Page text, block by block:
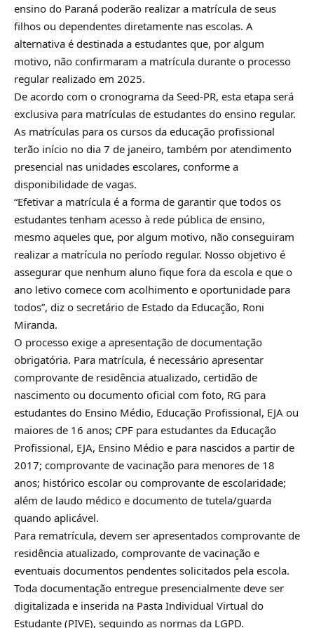
ensino do Paraná poderão realizar a matrícula de seus
filhos ou dependentes diretamente nas escolas. A
alternativa é destinada a estudantes que, por algum
motivo, não confirmaram a matrícula durante o processo
regular realizado em 2025.
De acordo com o cronograma da Seed-PR, esta etapa será
exclusiva para matrículas de estudantes do ensino regular.
As matrículas para os cursos da educação profissional
terão início no dia 7 de janeiro, também por atendimento
presencial nas unidades escolares, conforme a
disponibilidade de vagas.
“Efetivar a matrícula é a forma de garantir que todos os
estudantes tenham acesso à rede pública de ensino,
mesmo aqueles que, por algum motivo, não conseguiram
realizar a matrícula no período regular. Nosso objetivo é
assegurar que nenhum aluno fique fora da escola e que o
ano letivo comece com acolhimento e oportunidade para
todos”, diz o secretário de Estado da Educação, Roni
Miranda.
O processo exige a apresentação de documentação
obrigatória. Para matrícula, é necessário apresentar
comprovante de residência atualizado, certidão de
nascimento ou documento oficial com foto, RG para
estudantes do Ensino Médio, Educação Profissional, EJA ou
maiores de 16 anos; CPF para estudantes da Educação
Profissional, EJA, Ensino Médio e para nascidos a partir de
2017; comprovante de vacinação para menores de 18
anos; histórico escolar ou comprovante de escolaridade;
além de laudo médico e documento de tutela/guarda
quando aplicável.
Para rematrícula, devem ser apresentados comprovante de
residência atualizado, comprovante de vacinação e
eventuais documentos pendentes solicitados pela escola.
Toda documentação entregue presencialmente deve ser
digitalizada e inserida na Pasta Individual Virtual do
Estudante (PIVE), seguindo as normas da LGPD.